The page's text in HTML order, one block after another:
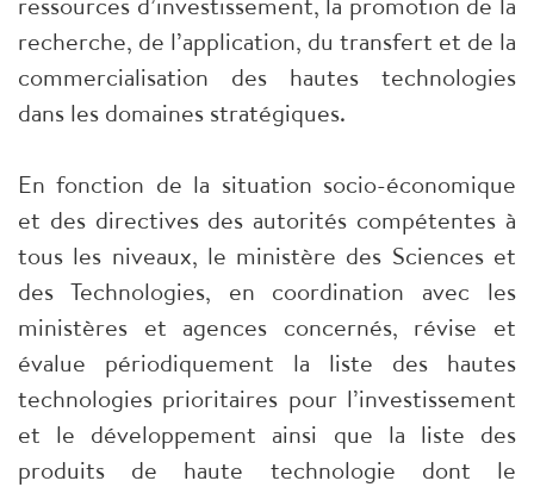
recherche, de l’application, du transfert et de la
commercialisation des hautes technologies
dans les domaines stratégiques.
En fonction de la situation socio-économique
et des directives des autorités compétentes à
tous les niveaux, le ministère des Sciences et
des Technologies, en coordination avec les
ministères et agences concernés, révise et
évalue périodiquement la liste des hautes
technologies prioritaires pour l’investissement
et le développement ainsi que la liste des
produits de haute technologie dont le